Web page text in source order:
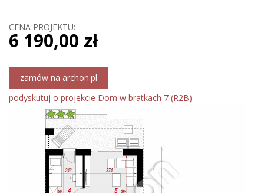
CENA PROJEKTU:
6 190,00 zł
zamów na archon.pl
podyskutuj o projekcie Dom w bratkach 7 (R2B)